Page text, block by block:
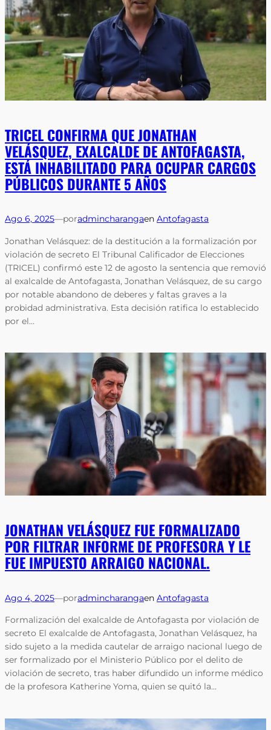
TRICEL CONFIRMA QUE JONATHAN
VELÁSQUEZ, EXALCALDE DE ANTOFAGASTA,
ESTÁ INHABILITADO PARA OCUPAR CARGOS
PÚBLICOS DURANTE 5 AÑOS
Ago 6, 2025—poradmincharangaen Antofagasta
Jonathan Velásquez: de la destitución a la formalización por
violación de secreto El Tribunal Calificador de Elecciones
(TRICEL) confirmó este 12 de agosto la sentencia que removió
al exalcalde de Antofagasta, Jonathan Velásquez, de su cargo
por notable abandono de deberes y faltas graves a la
probidad administrativa. Esta decisión ratifica lo establecido
por el…
JONATHAN VELÁSQUEZ FUE FORMALIZADO
POR FILTRAR INFORME DE PROFESORA Y LE
FUE IMPUESTO ARRAIGO NACIONAL.
Ago 4, 2025—poradmincharangaen Antofagasta
Formalización del exalcalde de Antofagasta por violación de
secreto El exalcalde de Antofagasta, Jonathan Velásquez, ha
sido sujeto a la medida cautelar de arraigo nacional luego de
ser formalizado por el Ministerio Público por el delito de
violación de secreto, tras haber difundido un informe médico
de la profesora Katherine Yoma, quien se quitó la…